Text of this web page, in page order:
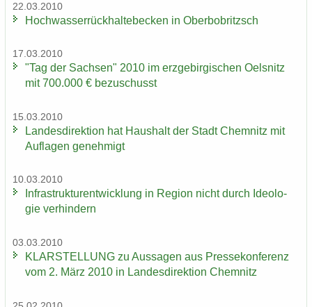
22.03.2010
Hoch­was­ser­rück­hal­te­be­cken in Ober­bobritzsch
17.03.2010
"Tag der Sach­sen" 2010 im erz­ge­bir­gi­schen Oels­nitz
mit 700.000 € be­zu­schusst
15.03.2010
Lan­des­di­rek­ti­on hat Haus­halt der Stadt Chem­nitz mit
Auf­la­gen ge­neh­migt
10.03.2010
In­fra­struk­tur­ent­wick­lung in Re­gi­on nicht durch Ideo­lo­
gie ver­hin­dern
03.03.2010
KLAR­STEL­LUNG zu Aus­sa­gen aus Pres­se­kon­fe­renz
vom 2. März 2010 in Lan­des­di­rek­ti­on Chem­nitz